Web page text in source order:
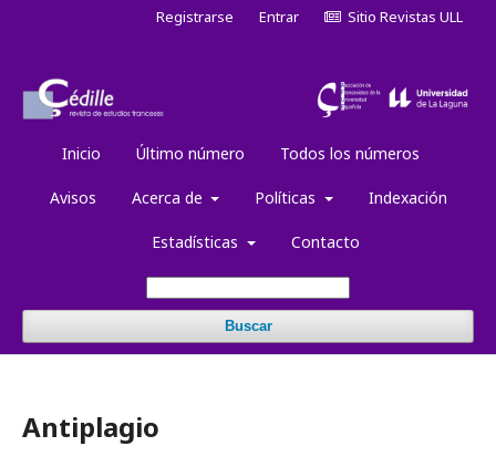
Inicio Último número Todos los números
Avisos Acerca de Políticas Indexación
Estadísticas Contacto
Buscar
Registrarse Entrar Sitio Revistas ULL
Antiplagio